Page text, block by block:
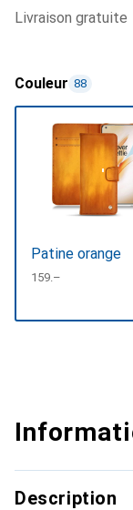
livraison gratuite
Couleur 88
Patine orange
CHF
159.–
Description